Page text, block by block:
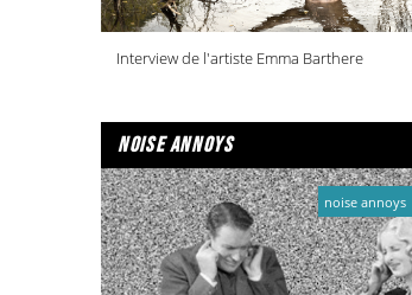
Interview de l'artiste Emma Barthere
noise annoys
noise annoys